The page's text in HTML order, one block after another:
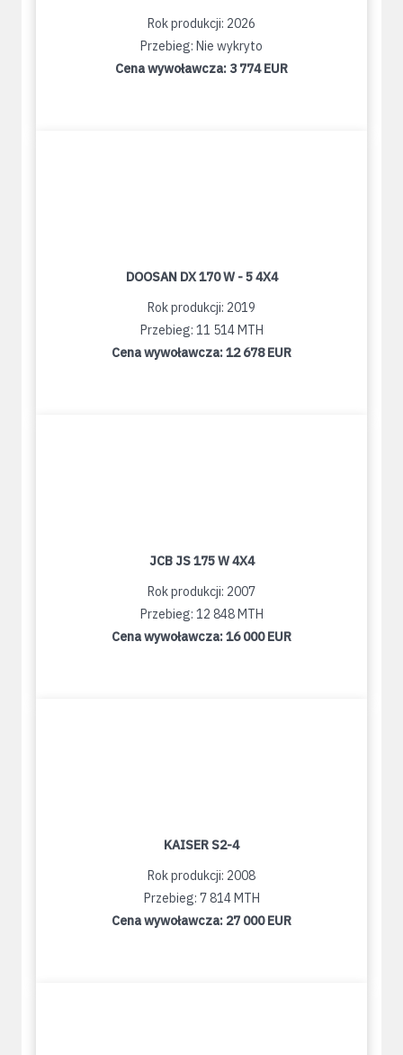
Rok produkcji: 2026
Przebieg: Nie wykryto
Cena wywoławcza: 3 774 EUR
DOOSAN DX 170 W - 5 4X4
Rok produkcji: 2019
Przebieg: 11 514 MTH
Cena wywoławcza:12 678 EUR
JCB JS 175 W 4X4
Rok produkcji: 2007
Przebieg: 12 848 MTH
Cena wywoławcza:16 000 EUR
KAISER S2-4
Rok produkcji: 2008
Przebieg: 7 814 MTH
Cena wywoławcza: 27 000 EUR